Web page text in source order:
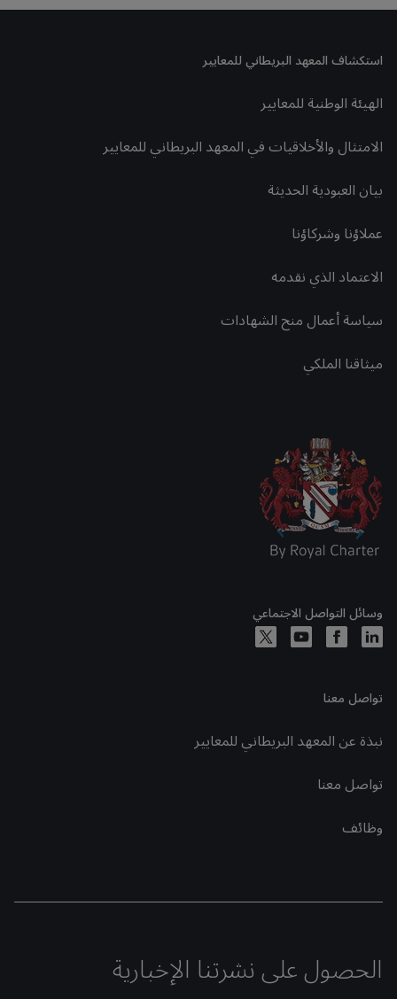
استكشاف المعهد البريطاني للمعايير
الهيئة الوطنية للمعايير
الامتثال والأخلاقيات في المعهد البريطاني للمعايير
بيان العبودية الحديثة
عملاؤنا وشركاؤنا
الاعتماد الذي نقدمه
سياسة أعمال منح الشهادات
ميثاقنا الملكي
وسائل التواصل الاجتماعي
تواصل معنا
نبذة عن المعهد البريطاني للمعايير
تواصل معنا
وظائف
الحصول على نشرتنا الإخبارية